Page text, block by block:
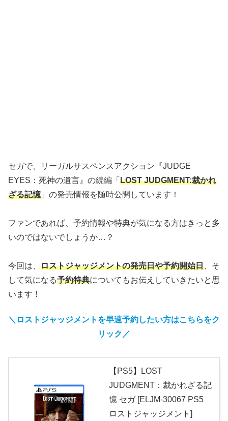
セガで、リーガルサスペンスアクション『JUDGE
EYES：死神の遺言』の続編「 LOST JUDGMENT:裁かれ
ざる記憶 」の発売情報を随時公開しています！
ファンであれば、予約情報や特典が気になる方はきっと多
いのではないでしょうか…？
今回は、 ロストジャッジメントの発売日や予約開始日 、そ
して気になる予約特典についてもお伝えしていきたいと思
います！
＼ロストジャッジメントを早速予約したい方はこちらをク
リック ／
【PS5】LOST
JUDGMENT：裁かれざる記
憶 セガ [ELJM-30067 PS5
ロストジャッジメント]